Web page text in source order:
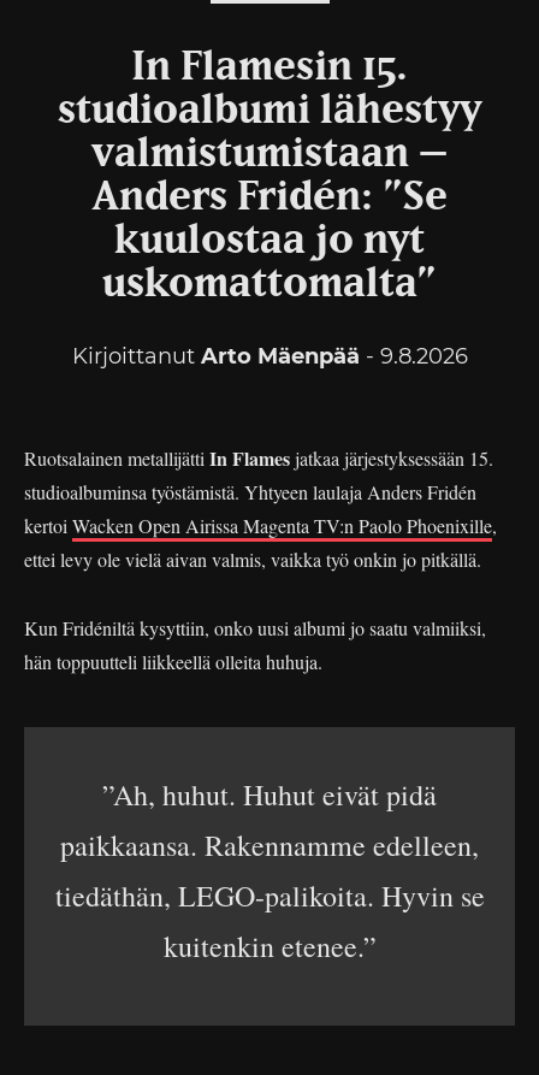
In Flamesin 15.
studioalbumi lähestyy
valmistumistaan –
Anders Fridén: ”Se
kuulostaa jo nyt
uskomattomalta”
Kirjoittanut Arto Mäenpää - 9.8.2026
Ruotsalainen metallijätti In Flamesjatkaa järjestyksessään 15.
studioalbuminsa työstämistä. Yhtyeen laulaja Anders Fridén
kertoi Wacken Open Airissa Magenta TV:n Paolo Phoenixille,
ettei levy ole vielä aivan valmis, vaikka työ onkin jo pitkällä.
Kun Fridéniltä kysyttiin, onko uusi albumi jo saatu valmiiksi,
hän toppuutteli liikkeellä olleita huhuja.
”Ah, huhut. Huhut eivät pidä
paikkaansa. Rakennamme edelleen,
tiedäthän, LEGO-palikoita. Hyvin se
kuitenkin etenee.”